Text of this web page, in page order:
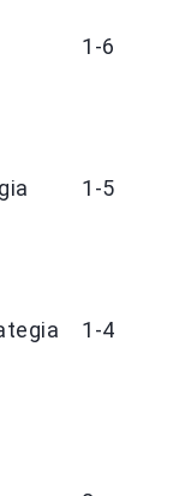
1-6
1-5
1-4